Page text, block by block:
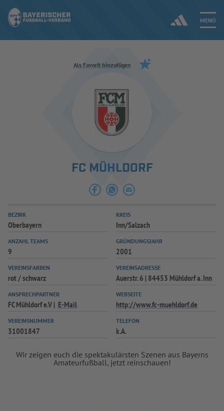
MENÜ
Jetzt einloggen
ERGEBNISSE & WETTBEWERBE
AUSBILDUNG & FÖRDERUNG
SPIELPLUS
Als Favorit hinzufügen
FC MÜHLDORF
BEZIRK
Oberbayern
KREIS
Inn/Salzach
ANZAHL TEAMS
9
GRÜNDUNGSJAHR
2001
VEREINSFARBEN
rot / schwarz
VEREINSADRESSE
Auerstr. 6 | 84453 Mühldorf a. Inn
ANSPRECHPARTNER
FC Mühldorf e.V E-Mail
WEBSEITE
http://www.fc-muehldorf.de
VEREINSNUMMER
31001847
TELEFON
k.A.
Wir zeigen euch die spektakulärsten Szenen aus Bayerns
Amateurfußball, jetzt reinschauen!